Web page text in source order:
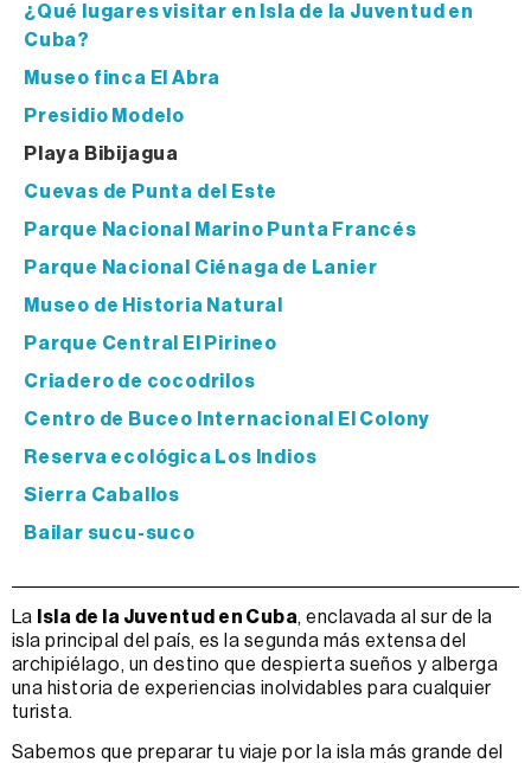
¿Qué lugares visitar en Isla de la Juventud en
Cuba?
Museo finca El Abra
Presidio Modelo
Playa Bibijagua
Cuevas de Punta del Este
Parque Nacional Marino Punta Francés
Parque Nacional Ciénaga de Lanier
Museo de Historia Natural
Parque Central El Pirineo
Criadero de cocodrilos
Centro de Buceo Internacional El Colony
Reserva ecológica Los Indios
Sierra Caballos
Bailar sucu-suco
La Isla de la Juventud en Cuba, enclavada al sur de la
isla principal del país, es la segunda más extensa del
archipiélago, un destino que despierta sueños y alberga
una historia de experiencias inolvidables para cualquier
turista.
Sabemos que preparar tu viaje por la isla más grande del